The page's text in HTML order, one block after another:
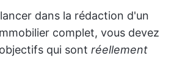
dans la rédaction d'un
complet, vous devez
qui sont réellement